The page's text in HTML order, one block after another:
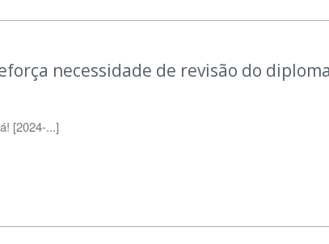
necessidade de revisão do diploma
[2024-...]